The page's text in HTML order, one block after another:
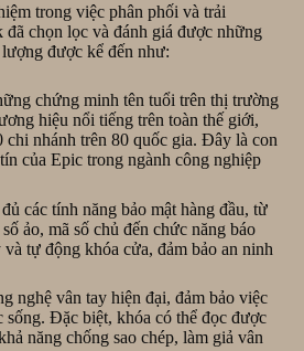
trong việc phân phối và trải
chọn lọc và đánh giá được những
được kể đến như:
chứng minh tên tuổi trên thị trường
hiệu nổi tiếng trên toàn thế giới,
nhánh trên 80 quốc gia. Đây là con
của Epic trong ngành công nghiệp
các tính năng bảo mật hàng đầu, từ
ảo, mã số chủ đến chức năng báo
tự động khóa cửa, đảm bảo an ninh
nghệ vân tay hiện đại, đảm bảo việc
sống. Đặc biệt, khóa có thể đọc được
năng chống sao chép, làm giả vân